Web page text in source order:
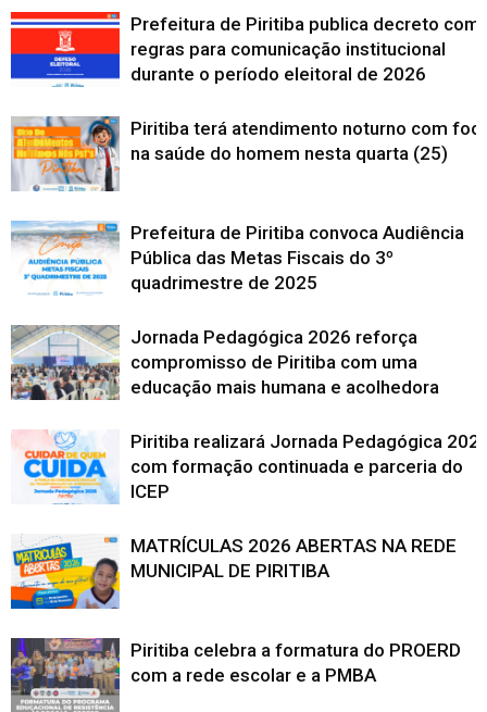
Prefeitura de Piritiba publica decreto com
regras para comunicação institucional
durante o período eleitoral de 2026
Piritiba terá atendimento noturno com
na saúde do homem nesta quarta (25)
Prefeitura de Piritiba convoca Audiência
Pública das Metas Fiscais do 3º
quadrimestre de 2025
Jornada Pedagógica 2026 reforça
compromisso de Piritiba com uma
educação mais humana e acolhedora
Piritiba realizará Jornada Pedagógica
com formação continuada e parceria do
ICEP
MATRÍCULAS 2026 ABERTAS NA REDE
MUNICIPAL DE PIRITIBA
Piritiba celebra a formatura do PROERD
com a rede escolar e a PMBA